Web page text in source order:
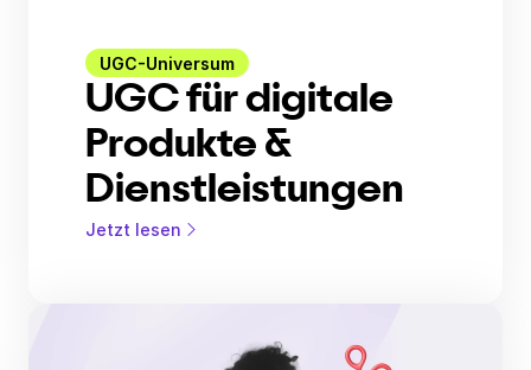
UGC-Universum
UGC für digitale
Produkte &
Dienstleistungen
Jetzt lesen